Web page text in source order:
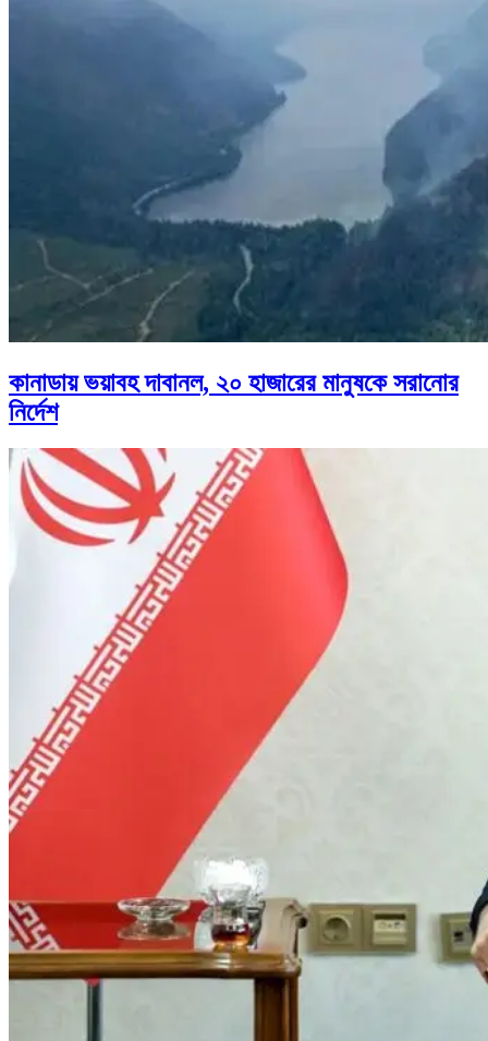
কানাডায় ভয়াবহ দাবানল, ২০ হাজারের মানুষকে সরানোর
নির্দেশ